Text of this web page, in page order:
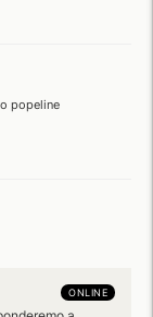
popeline
ONLINE